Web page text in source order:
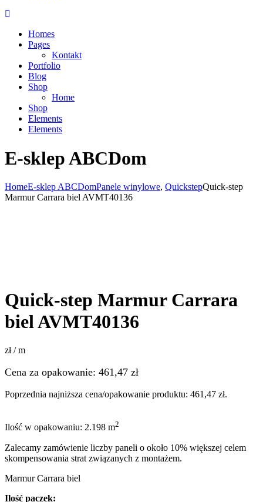
Homes
Pages
Kontakt
Portfolio
Blog
Shop
Home
Shop
Elements
Elements
E-sklep ABCDom
HomeE-sklep ABCDomPanele winylowe, QuickstepQuick-step
Marmur Carrara biel AVMT40136
Quick-step Marmur Carrara
biel AVMT40136
zł / m
Cena za opakowanie: 461,47 zł
Poprzednia najniższa cena/opakowanie produktu: 461,47 zł.
Ilość w opakowaniu: 2.198 m2
Zalecamy zamówienie liczby paneli o około 10% większej celem
skompensowania strat związanych z montażem.
Marmur Carrara biel
Ilość paczek: